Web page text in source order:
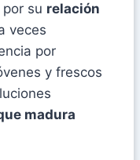
su relación
veces
por
y frescos
madura